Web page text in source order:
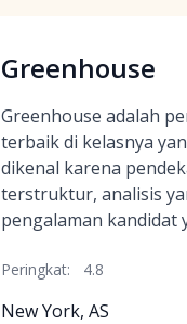
Greenhouse
Greenhouse adalah
terbaik di kelasnya
dikenal karena
terstruktur, analisis
pengalaman kandidat
Peringkat: 4.8
New York, AS